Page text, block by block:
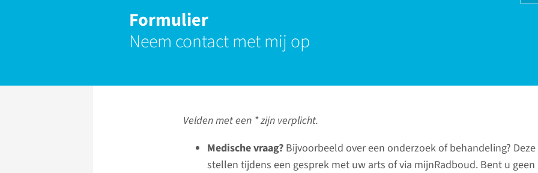
Formulier
Neem contact met mij op
Velden met een * zijn verplicht.
Medische vraag? Bijvoorbeeld over een onderzoek of behandeling?
stellen tijdens een gesprek met uw arts of via mijnRadboud. Bent u geen